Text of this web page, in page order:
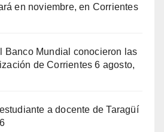
en noviembre, en Corrientes
Banco Mundial conocieron las
de Corrientes 6 agosto,
a docente de Taragüí